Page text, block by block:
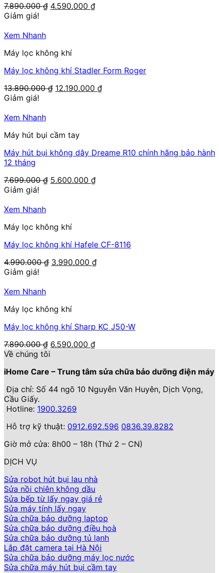
7.890.000₫ Giá
4.590.000 ₫Giá
Giảm giá!
Xem Nhanh
Máy lọc không khí
Máy lọc không khí Stadler Form Roger
13.890.000₫ Giá
12.190.000 ₫Giá
Giảm giá!
Xem Nhanh
Máy hút bụi cầm tay
Máy hút bụi không dây Dreame R10 chính hãng bảo hành
12 tháng
7.699.000₫ Giá
5.600.000 ₫Giá
Giảm giá!
Xem Nhanh
Máy lọc không khí
Máy lọc không khí Hafele CF-8116
4.990.000₫ Giá
3.990.000 ₫Giá
Giảm giá!
Xem Nhanh
Máy lọc không khí
Máy lọc không khí Sharp KC J50-W
7.890.000₫ Giá
7.890.000 ₫.
6.590.000 ₫Giá
là:
6.590.000 ₫.
Về chúng tôi
iHome Care – Trung tâm sửa chữa bảo dưỡng điện máy
Địa chỉ: Số 44 ngõ 10 Nguyễn Văn Huyên, Dịch Vọng,
Cầu Giấy.
Hotline: 1900.3269
Hỗ trợ kỹ thuật: 0912.692.596 0836.39.8282
Giờ mở cửa: 8h00 – 18h (Thứ 2 – CN)
DỊCH VỤ
Sửa robot hút bụi lau nhà
Sửa nồi chiên không dầu
Sửa bếp từ lấy ngay giá rẻ
Sửa máy tính lấy ngay
Sửa chữa bảo dưỡng laptop
Sửa chữa bảo dưỡng điều hoà
Sửa chữa bảo dưỡng tủ lạnh
Lắp đặt camera tại Hà Nội
Sửa chữa bảo dưỡng máy lọc nước
Sửa chữa máy hút bụi cầm tay